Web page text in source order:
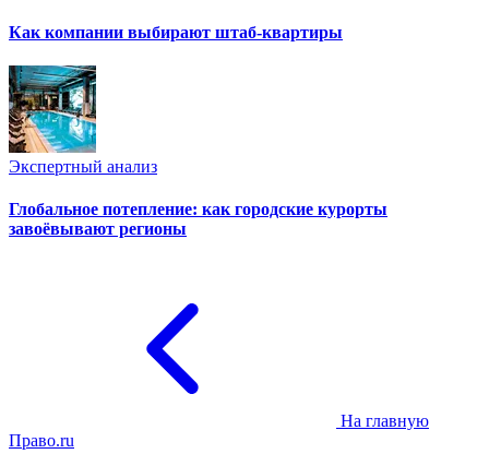
Как компании выбирают штаб-квартиры
Экспертный анализ
Глобальное потепление: как городские курорты
завоёвывают регионы
На главную
Право.ru